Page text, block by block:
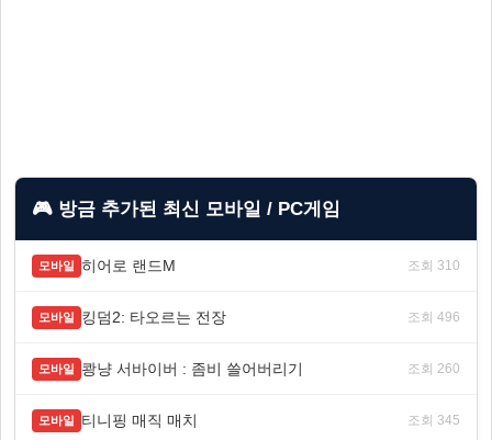
🎮 방금 추가된 최신 모바일 / PC게임
모바일 히어로 랜드M 조회 310
모바일 킹덤2: 타오르는 전장 조회 496
모바일 쾅냥 서바이버 : 좀비 쓸어버리기 조회 260
모바일 티니핑 매직 매치 조회 345